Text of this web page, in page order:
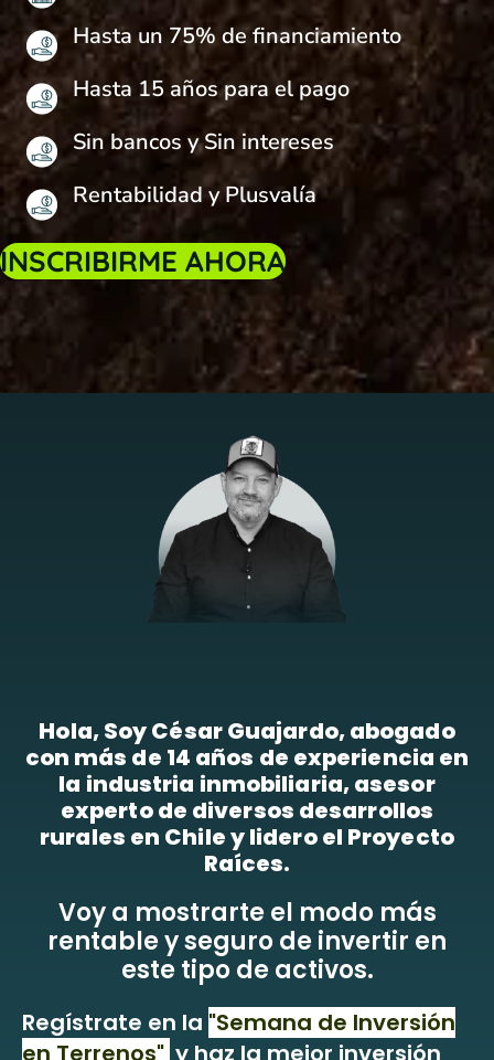
Hasta un 75% de financiamiento
Hasta 15 años para el pago
Sin bancos y Sin intereses
Rentabilidad y Plusvalía
INSCRIBIRME AHORA
Hola, Soy César Guajardo, abogado
con más de 14 años de experiencia en
la industria inmobiliaria, asesor
experto de diversos desarrollos
rurales en Chile y lidero el Proyecto
Raíces.
Voy a mostrarte el modo más
rentable y seguro de invertir en
este tipo de activos.
Regístrate en la "Semana de Inversión
en Terrenos" y haz la mejor inversión